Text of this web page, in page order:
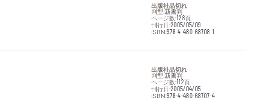
出版社品切れ
判型:新書判
ページ数:128頁
刊行日:2005/05/09
ISBN:978-4-480-68708-1
出版社品切れ
判型:新書判
ページ数:112頁
刊行日:2005/04/05
ISBN:978-4-480-68707-4